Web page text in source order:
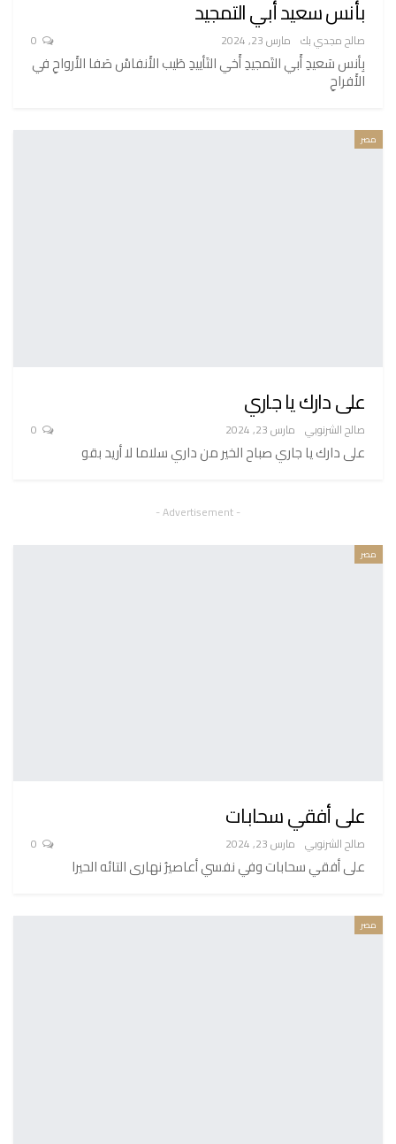
بأنس سعيد أبي التمجيد
صالح مجدي بك مارس 23, 2024
بِأنس سَعيدِ أَبي التَمجيدِ أَخي التَأييدِ طَيب الأَنفاسْ صَفا الأَرواحِ في
الأَفراحِ
مصر
على دارك يا جاري
صالح الشرنوبي مارس 23, 2024
على دارك يا جاري صباح الخير من داري سلاما لا أريد بقو
- Advertisement -
مصر
على أفقي سحابات
صالح الشرنوبي مارس 23, 2024
على أفقي سحابات وفي نفسي أعاصيرُ نهارى التائه الحيرا
مصر